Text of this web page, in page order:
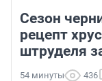
Сезон
рецепт
штруделя
54 минуты 436